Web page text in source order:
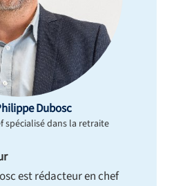
Dubosc
spécialisé dans la retraite
est rédacteur en chef